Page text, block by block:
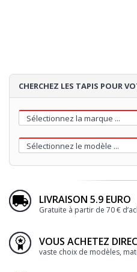
CHERCHEZ LES TAPIS POUR
LIVRAISON 5.9 EURO
Gratuite à partir de 70 €
VOUS ACHETEZ
vaste choix de modèles,